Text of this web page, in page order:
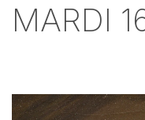
MARDI